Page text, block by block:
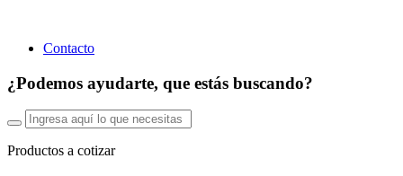
Contacto
¿Podemos ayudarte, que estás buscando?
Productos a cotizar